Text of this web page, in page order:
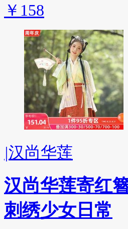
￥158
|汉尚华莲
汉尚华莲寄红
刺绣少女日常